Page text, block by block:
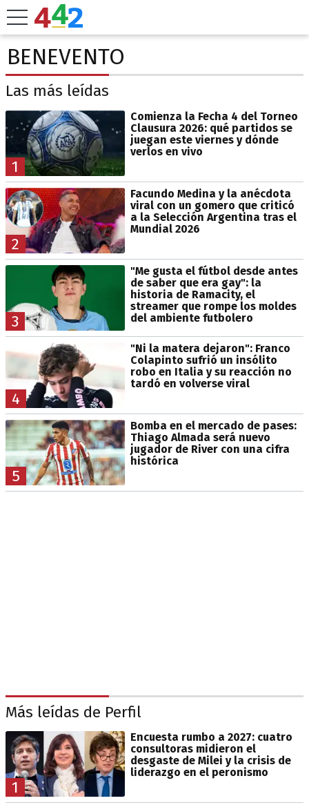
BENEVENTO
Las más leídas
1
Comienza la Fecha 4 del Torneo
Clausura 2026: qué partidos se
juegan este viernes y dónde
verlos en vivo
2
Facundo Medina y la anécdota
viral con un gomero que criticó
a la Selección Argentina tras el
Mundial 2026
3
"Me gusta el fútbol desde antes
de saber que era gay": la
historia de Ramacity, el
streamer que rompe los moldes
del ambiente futbolero
4
"Ni la matera dejaron": Franco
Colapinto sufrió un insólito
robo en Italia y su reacción no
tardó en volverse viral
5
Bomba en el mercado de pases:
Thiago Almada será nuevo
jugador de River con una cifra
histórica
Más leídas de Perfil
1
Encuesta rumbo a 2027: cuatro
consultoras midieron el
desgaste de Milei y la crisis de
liderazgo en el peronismo